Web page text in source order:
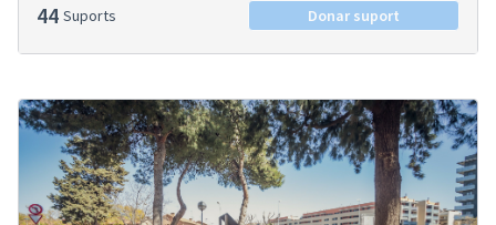
44 Suports Donar suport